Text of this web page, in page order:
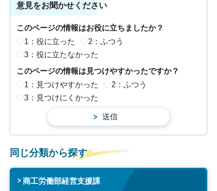
意見をお聞かせください
このページの情報はお役に立ちましたか？
1：役に立った
2：ふつう
3：役に立たなかった
このページの情報は見つけやすかったですか？
1：見つけやすかった
2：ふつう
3：見つけにくかった
同じ分類から探す
商工労働部経営支援課